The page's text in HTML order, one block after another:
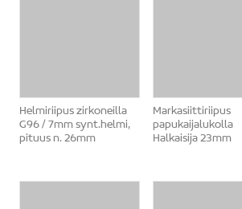
Helmiriipus zirkoneilla
G96 / 7mm synt.helmi,
pituus n. 26mm
Markasiittiriipus
papukaijalukolla
Halkaisija 23mm